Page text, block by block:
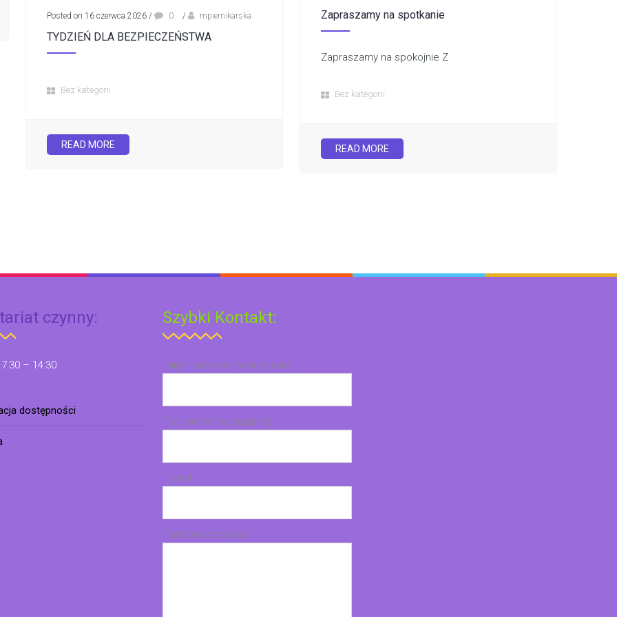
Posted on 16 czerwca 2026 / 0 / mpiernikarska
TYDZIEŃ DLA BEZPIECZEŃSTWA
Bez kategorii
READ MORE
Zapraszamy na spotkanie
Zapraszamy na spokojnie Z
Bez kategorii
READ MORE
czynny:
– 14:30
dostępności
Szybki Kontakt:
Imię i nazwisko (wymagane)
Twój email (wymagane)
Temat
Treść wiadomości